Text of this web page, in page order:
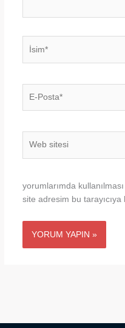
Posta*
yorumlarımda
site adresim bu tarayıcıya